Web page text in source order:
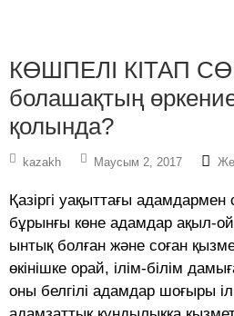
КӨШПЕЛІ КІТАП
болашақтың
қолында?
kazakh Маусым 2, 2017
Қазіргі уақыттағы
бұрынғы көне адамдар ақыл-
ынтық болған және соған
өкінішке орай, ілім-білім
оны белгілі адамдар шоғыры